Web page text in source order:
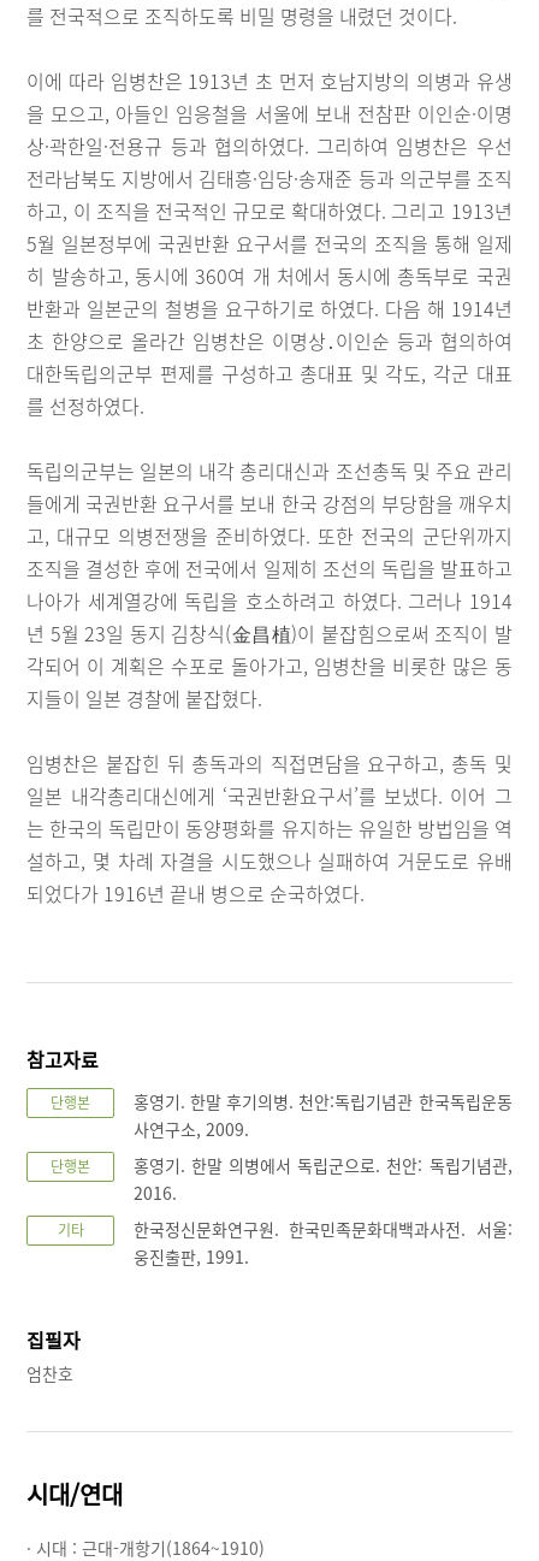
를 전국적으로 조직하도록 비밀 명령을 내렸던 것이다.
이에 따라 임병찬은 1913년 초 먼저 호남지방의 의병과 유생
을 모으고, 아들인 임응철을 서울에 보내 전참판 이인순·이명
상·곽한일·전용규 등과 협의하였다. 그리하여 임병찬은 우선
전라남북도 지방에서 김태흥·임당·송재준 등과 의군부를 조직
하고, 이 조직을 전국적인 규모로 확대하였다. 그리고 1913년
5월 일본정부에 국권반환 요구서를 전국의 조직을 통해 일제
히 발송하고, 동시에 360여 개 처에서 동시에 총독부로 국권
반환과 일본군의 철병을 요구하기로 하였다. 다음 해 1914년
초 한양으로 올라간 임병찬은 이명상․이인순 등과 협의하여
대한독립의군부 편제를 구성하고 총대표 및 각도, 각군 대표
를 선정하였다.
독립의군부는 일본의 내각 총리대신과 조선총독 및 주요 관리
들에게 국권반환 요구서를 보내 한국 강점의 부당함을 깨우치
고, 대규모 의병전쟁을 준비하였다. 또한 전국의 군단위까지
조직을 결성한 후에 전국에서 일제히 조선의 독립을 발표하고
나아가 세계열강에 독립을 호소하려고 하였다. 그러나 1914
년 5월 23일 동지 김창식(金昌植)이 붙잡힘으로써 조직이 발
각되어 이 계획은 수포로 돌아가고, 임병찬을 비롯한 많은 동
지들이 일본 경찰에 붙잡혔다.
임병찬은 붙잡힌 뒤 총독과의 직접면담을 요구하고, 총독 및
일본 내각총리대신에게 ‘국권반환요구서’를 보냈다. 이어 그
는 한국의 독립만이 동양평화를 유지하는 유일한 방법임을 역
설하고, 몇 차례 자결을 시도했으나 실패하여 거문도로 유배
되었다가 1916년 끝내 병으로 순국하였다.
참고자료
단행본
홍영기. 한말 후기의병. 천안:독립기념관 한국독립운동
사연구소, 2009.
단행본
홍영기. 한말 의병에서 독립군으로. 천안: 독립기념관,
2016.
기타
한국정신문화연구원. 한국민족문화대백과사전. 서울:
웅진출판, 1991.
집필자
엄찬호
시대/연대
· 시대 :근대-개항기(1864~1910)